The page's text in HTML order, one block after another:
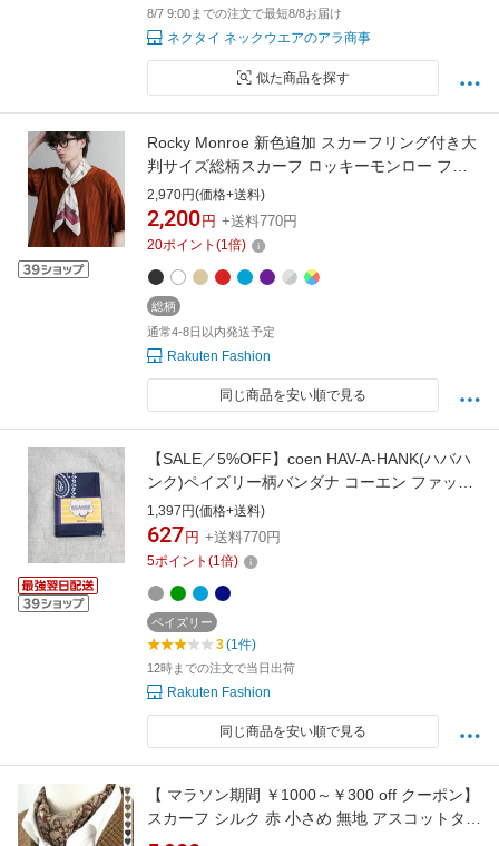
8/7 9:00までの注文で最短8/8お届け
ネクタイ ネックウエアのアラ商事
似た商品を探す
Rocky Monroe 新色追加 スカーフリング付き大
判サイズ総柄スカーフ ロッキーモンロー ファ
ッション雑貨 スカーフ・バンダナ ブルー シル
バー パープル レッド ベージュ ホワイト ブラッ
ク
2,970円(価格+送料)
2,200 円 +送料770円
20ポイント (1倍)
総柄
通常4-8日以内発送予定
Rakuten Fashion
同じ商品を安い順で見る
【SALE／5%OFF】coen HAV-A-HANK(ハバハ
ンク)ペイズリー柄バンダナ コーエン ファッシ
ョン雑貨 スカーフ・バンダナ ネイビー グレー
グリーン ブルー
1,397円(価格+送料)
627 円 +送料770円
5ポイント (1倍)
ペイズリー
3(1件)
12時までの注文で当日出荷
Rakuten Fashion
同じ商品を安い順で見る
【 マラソン期間 ￥1000～￥300 off クーポン】
スカーフ シルク 赤 小さめ 無地 アスコットタイ
ワンタッチアスコットタイ スカーフ ワンタッ